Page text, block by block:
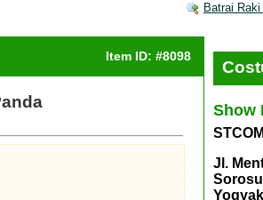
Batrai
Item ID: #8098
Show
Jl.